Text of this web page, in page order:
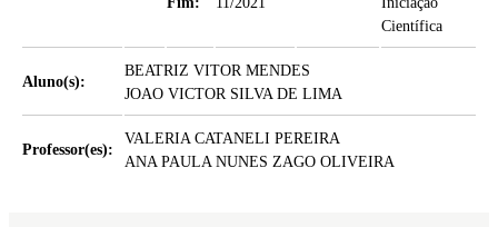
Científica
Aluno(s):
BEATRIZ VITOR MENDES
JOAO VICTOR SILVA DE LIMA
Professor(es):
VALERIA CATANELI PEREIRA
ANA PAULA NUNES ZAGO OLIVEIRA